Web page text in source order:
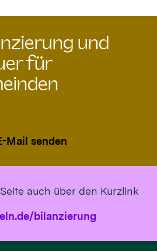
und
für
Mail senden
auch über den Kurzlink
bilanzierung